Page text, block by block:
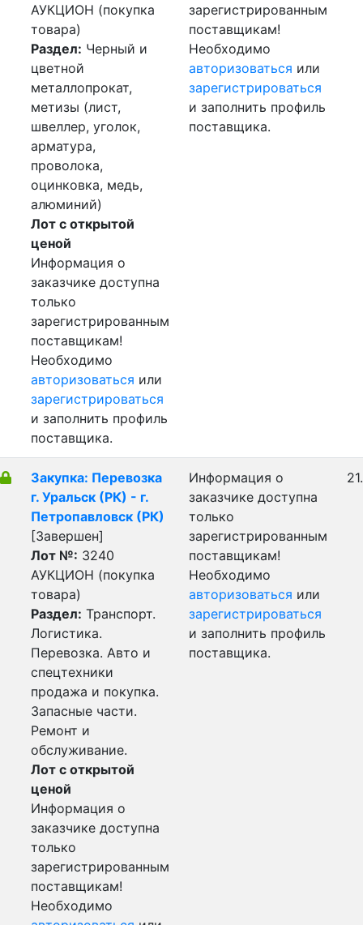
АУКЦИОН (покупка
товара)
Раздел: Черный и
цветной
металлопрокат,
метизы (лист,
швеллер, уголок,
арматура,
проволока,
оцинковка, медь,
алюминий)
Лот с открытой
ценой
Информация о
заказчике доступна
только
зарегистрированным
поставщикам!
Необходимо
авторизоваться или
зарегистрироваться
и заполнить профиль
поставщика.
зарегистрированным
поставщикам!
Необходимо
авторизоваться или
зарегистрироваться
и заполнить профиль
поставщика.
Закупка: Перевозка
г. Уральск (РК) - г.
Петропавловск (РК)
[Завершен]
Лот №: 3240
АУКЦИОН (покупка
товара)
Раздел: Транспорт.
Логистика.
Перевозка. Авто и
спецтехники
продажа и покупка.
Запасные части.
Ремонт и
обслуживание.
Лот с открытой
ценой
Информация о
заказчике доступна
только
зарегистрированным
поставщикам!
Необходимо
Информация о
заказчике доступна
только
зарегистрированным
поставщикам!
Необходимо
авторизоваться или
зарегистрироваться
и заполнить профиль
поставщика.